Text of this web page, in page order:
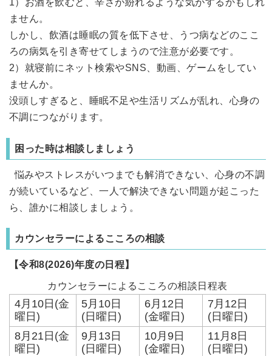
ません。
しかし、飲酒は睡眠の質を低下させ、うつ病などのここ
ろの病気を引き寄せてしまうので注意が必要です。
2）就寝前にネット検索やSNS、動画、ゲームをしてい
ませんか。
没頭しすぎると、睡眠不足や生活リズムが乱れ、心身の
不調につながります。
困った時は相談しましょう
悩みやストレスがいつまでも解消できない、心身の不調
が続いているなど、一人で解決できない問題が起こった
ら、誰かに相談しましょう。
カウンセラーによるこころの相談
【令和8(2026)年度の日程】
カウンセラーによるこころの相談日程表
4月10日(金
曜日)
5月10日
(日曜日)
6月12日
(金曜日)
7月12日
(日曜日)
8月21日(金
曜日)
9月13日
(日曜日)
10月9日
(金曜日)
11月8日
(日曜日)